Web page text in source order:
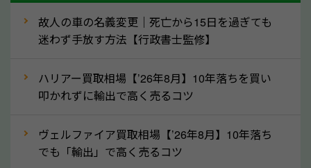
車検の満了日
内装や外装の状態
定を行い高価買取価格をつけやすくなります。
ってきます！
故人の車の名義変更｜死亡から15日を過ぎても
迷わず手放す方法【行政書士監修】
ハリアー買取相場【’26年8月】10年落ちを買い
叩かれずに輸出で高く売るコツ
ヴェルファイア買取相場【’26年8月】10年落ち
でも「輸出」で高く売るコツ